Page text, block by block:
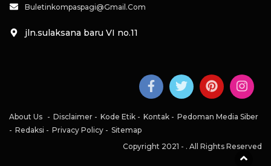
Buletinkompaspagi@gmail.com
jln.sulaksana baru VI no.11
About Us Disclaimer Kode Etik Kontak
Pedoman Media Siber
Redaksi
Privacy Policy
Sitemap
Copyright 2021 - . All Rights Reserved